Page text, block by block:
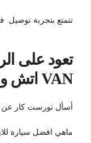
تتمتع بتجربة توصيل
تعود على
VAN اتش وان المميزة
أسأل تورست كار عن ايجار
ماهي افضل سيارة